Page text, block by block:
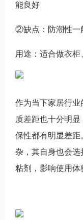
能良好
②缺点：防潮性一
用途：适合做衣柜
作为当下家居行
质差距也十分明
保性都有明显差
杂，其自身也会
粘剂，影响使用体